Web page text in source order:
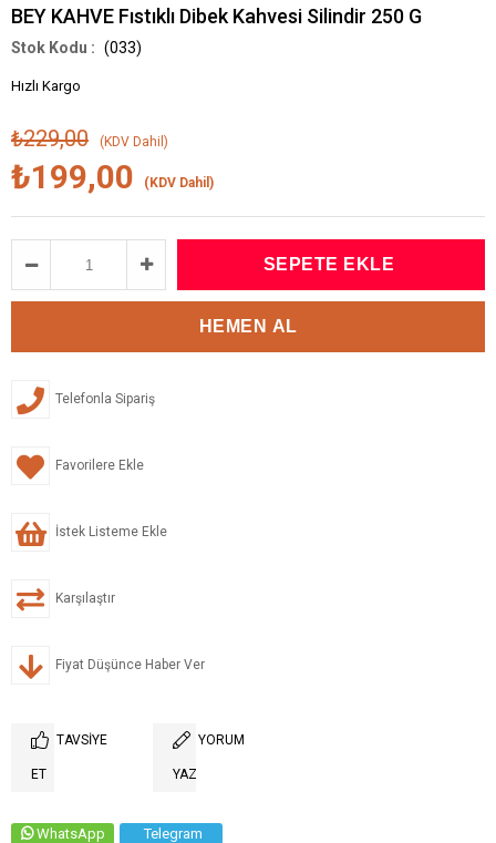
BEY KAHVE Fıstıklı Dibek Kahvesi Silindir 250 G
(033)
Hızlı Kargo
₺229,00 (KDV Dahil)
₺199,00 (KDV Dahil)
Telefonla Sipariş
Favorilere Ekle
İstek Listeme Ekle
Karşılaştır
Fiyat Düşünce Haber Ver
TAVSIYE
ET
YORUM
YAZ
WhatsApp Telegram